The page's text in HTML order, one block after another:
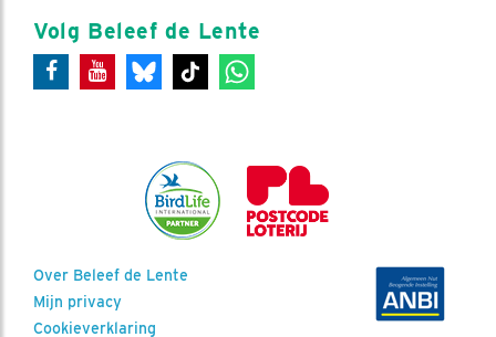
Volg Beleef de Lente
Over Beleef de Lente
Mijn privacy
Cookieverklaring